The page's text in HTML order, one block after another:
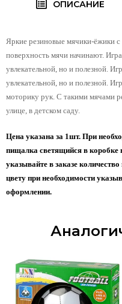
ОПИСАНИЕ
Яркие резиновые мячики-ёжики
поверхность мячи начинают.
увлекательной, но и полезной.
увлекательной, но и полезной.
моторику рук. С такими мячами
улице, в детском саду.
Цена указана за 1шт. При
пищалка светящийся в
указывайте в заказе
цвету при необходимости
оформлении.